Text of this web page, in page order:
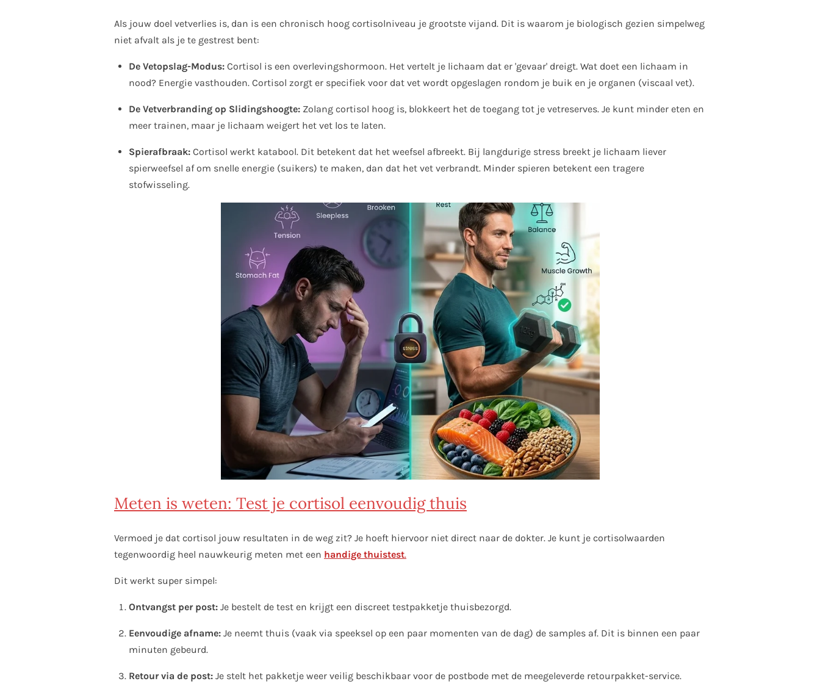
Als jouw doel vetverlies is, dan is een chronisch hoog cortisolniveau je grootste vijand. Dit is waarom je biologisch gezien simpelweg
niet afvalt als je te gestrest bent:
De Vetopslag-Modus: Cortisol is een overlevingshormoon. Het vertelt je lichaam dat er 'gevaar' dreigt. Wat doet een lichaam in
nood? Energie vasthouden. Cortisol zorgt er specifiek voor dat vet wordt opgeslagen rondom je buik en je organen (viscaal vet).
De Vetverbranding op Slidingshoogte: Zolang cortisol hoog is, blokkeert het de toegang tot je vetreserves. Je kunt minder eten en
meer trainen, maar je lichaam weigert het vet los te laten.
Spierafbraak: Cortisol werkt katabool. Dit betekent dat het weefsel afbreekt. Bij langdurige stress breekt je lichaam liever
spierweefsel af om snelle energie (suikers) te maken, dan dat het vet verbrandt. Minder spieren betekent een tragere
stofwisseling.
Meten is weten: Test je cortisol eenvoudig thuis
Vermoed je dat cortisol jouw resultaten in de weg zit? Je hoeft hiervoor niet direct naar de dokter. Je kunt je cortisolwaarden
tegenwoordig heel nauwkeurig meten met een handige thuistest.
Dit werkt super simpel:
Ontvangst per post: Je bestelt de test en krijgt een discreet testpakketje thuisbezorgd.
Eenvoudige afname: Je neemt thuis (vaak via speeksel op een paar momenten van de dag) de samples af. Dit is binnen een paar
minuten gebeurd.
Retour via de post: Je stelt het pakketje weer veilig beschikbaar voor de postbode met de meegeleverde retourpakket-service.